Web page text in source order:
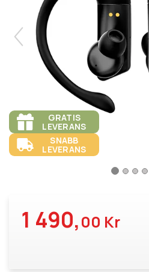
GRATIS
LEVERANS
SNABB
LEVERANS
1 490,00 Kr